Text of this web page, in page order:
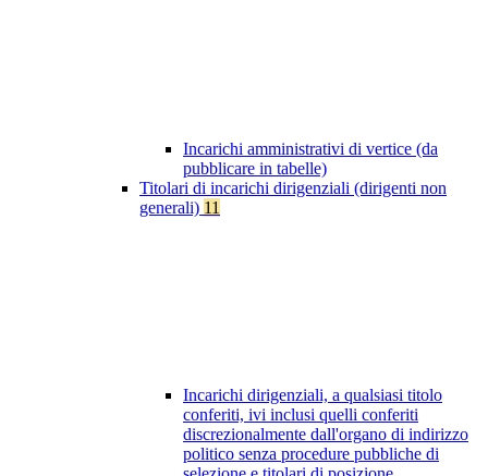
Incarichi amministrativi di vertice (da
pubblicare in tabelle)
Titolari di incarichi dirigenziali (dirigenti non
generali) 11
Incarichi dirigenziali, a qualsiasi titolo
conferiti, ivi inclusi quelli conferiti
discrezionalmente dall'organo di indirizzo
politico senza procedure pubbliche di